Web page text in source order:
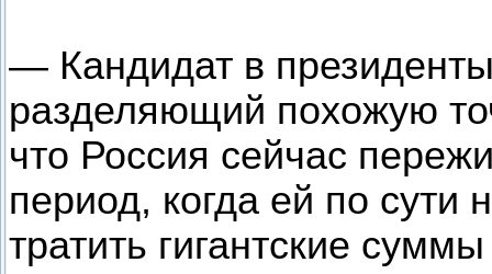
— Кандидат в
разделяющий похожую
что Россия сейчас
период, когда ей по сути
тратить гигантские